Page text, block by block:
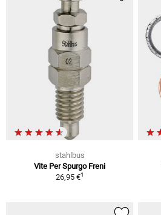
stahlbus
Vite Per Spurgo Freni
26,95 €1